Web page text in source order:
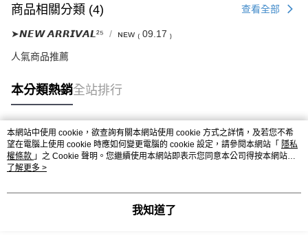
商品相關分類 (4) 查看全部
➤𝙉𝙀𝙒 𝘼𝙍𝙍𝙄𝙑𝘼𝙇²⁵ ɴᴇᴡ ₍ 09.17 ₎
人氣商品推薦
本分類熱銷全站排行
熱門標籤
本網站中使用 cookie，欲查詢有關本網站使用 cookie 方式之詳情，及若您不希
望在電腦上使用 cookie 時應如何變更電腦的 cookie 設定，請參閱本網站「 隱私
權條款 」之 Cookie 聲明。您繼續使用本網站即表示您同意本公司得按本網站使
用條款之 Cookie 聲明使用 cookie。
了解更多 >
我知道了